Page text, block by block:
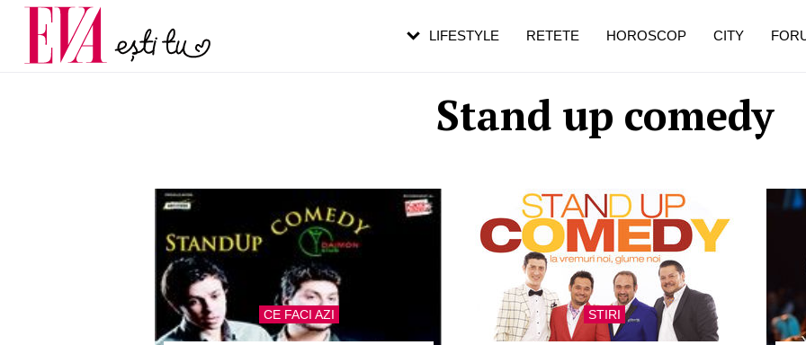
Stand up comedy
CE FACI AZI STIRI
LIFESTYLE RETETE HOROSCOP CITY
Carieră
Actualitate
pe măsură ce înaintezi în vârstă
de dureroasă este investigația